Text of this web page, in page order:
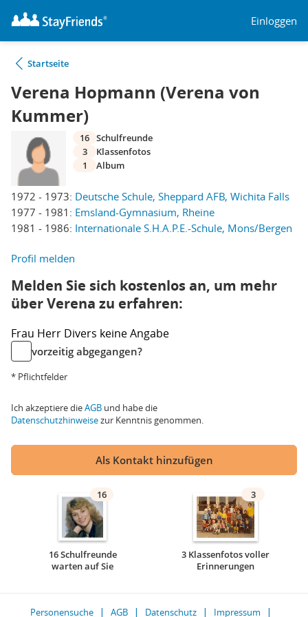
Einloggen
Startseite
Verena Hopmann (Verena von
Kummer)
1972 - 1973: Deutsche Schule, Sheppard AFB, Wichita Falls
1977 - 1981: Emsland-Gymnasium, Rheine
1981 - 1986: Internationale S.H.A.P.E.-Schule, Mons/Bergen
16 Schulfreunde
3
Klassenfotos
1
Album
Profil melden
Melden Sie sich kostenlos an, um mehr
über Verena zu erfahren:
Frau Herr Divers keine Angabe
vorzeitig abgegangen?
* Pflichtfelder
Ich akzeptiere dieAGB und habe die
Datenschutzhinweisezur Kenntnis genommen.
Als Kontakt hinzufügen
16
16 Schulfreunde
warten auf Sie
3
3 Klassenfotos voller
Erinnerungen
Personensuche AGB Datenschutz Impressum